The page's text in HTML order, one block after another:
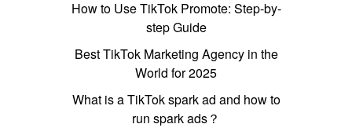
How to Use TikTok Promote: Step-by-
step Guide
Best TikTok Marketing Agency in the
World for 2025
What is a TikTok spark ad and how to
run spark ads？